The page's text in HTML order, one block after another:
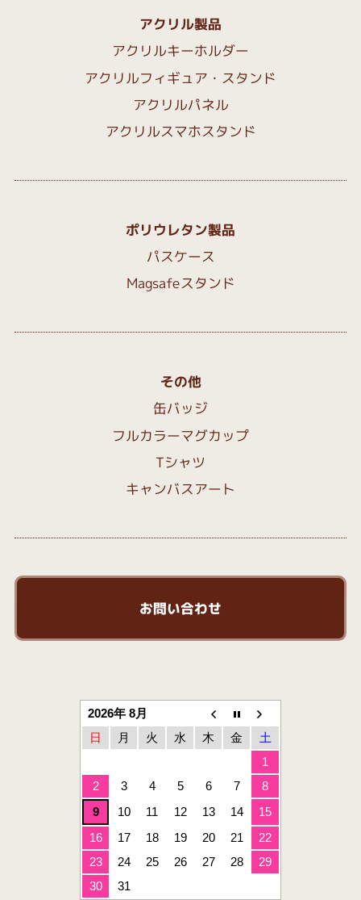
アクリル製品
アクリルキーホルダー
アクリルフィギュア・スタンド
アクリルパネル
アクリルスマホスタンド
ポリウレタン製品
パスケース
Magsafeスタンド
その他
缶バッジ
フルカラーマグカップ
Tシャツ
キャンバスアート
お問い合わせ
2026年 8月
日
月 火 水 木 金
土
1
2
3 4 5 6 7
8
9
10 11 12 13 14
15
16
17 18 19 20 21
22
23
24 25 26 27 28
29
30
31